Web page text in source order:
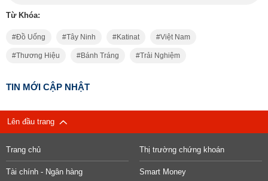
Từ Khóa:
Đồ Uống Tây Ninh Katinat Việt Nam
Thương Hiệu Bánh Tráng Trải Nghiệm
TIN MỚI CẬP NHẬT
Lên đầu trang
Trang chủ Thị trường chứng khoán
Tài chính - Ngân hàng Smart Money